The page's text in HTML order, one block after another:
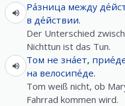
Ра́зница между
в де́йствии.
Der Unterschied
Nichttun ist das Tun.
Том не зна́ет,
на велосипе́де.
Tom weiß nicht, ob
Fahrrad kommen wird.